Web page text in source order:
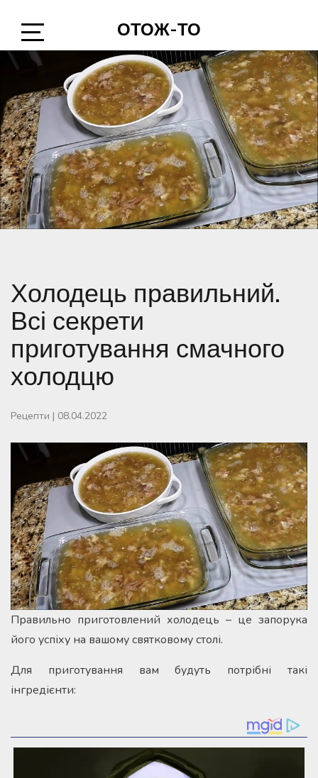
content
Open
Sidebar
ОТОЖ-ТО
Холодець правильний.
Всі секрети
приготування смачного
холодцю
Рецепти | 08.04.2022
Правильно приготовлений холодець – це запорука
його успіху на вашому святковому столі.
Для приготування вам будуть потрібні такі
інгредієнти: